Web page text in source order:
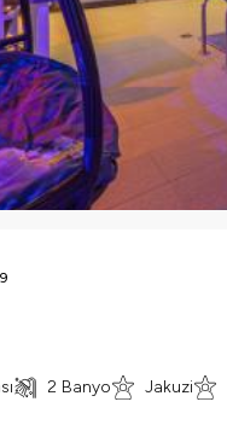
2 Banyo Jakuzi